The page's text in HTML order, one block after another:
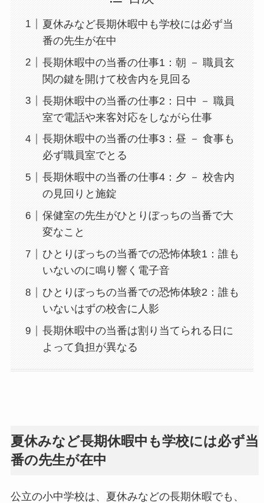
夏休みなど長期休暇中も学校には必ず当
番の先生が在中
長期休暇中の当番の仕事1：朝 － 職員玄
関の鍵を開けて校舎内を見回る
長期休暇中の当番の仕事2：日中 － 職員
室で電話や来客対応をしながら仕事
長期休暇中の当番の仕事3：昼 － 食事も
必ず職員室でとる
長期休暇中の当番の仕事4：夕 － 校舎内
の見回りと施錠
保健室の先生がひとりぼっちの当番で大
変なこと
ひとりぼっちの当番での恐怖体験1：誰も
いないのに鳴り響く電子音
ひとりぼっちの当番での恐怖体験2：誰も
いないはずの校舎に人影
長期休暇中の当番は割り当てられる日に
よって負担が異なる
夏休みなど長期休暇中も学校には必ず当
番の先生が在中
公立の小中学校は、夏休みなどの長期休暇でも、